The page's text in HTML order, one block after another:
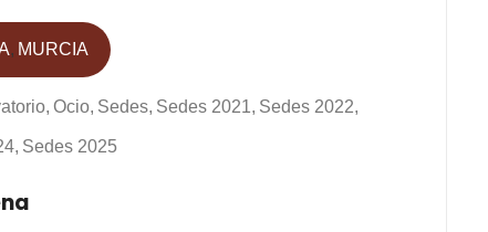
MURCIA
Ocio Sedes Sedes 2021 Sedes 2022
Sedes 2025